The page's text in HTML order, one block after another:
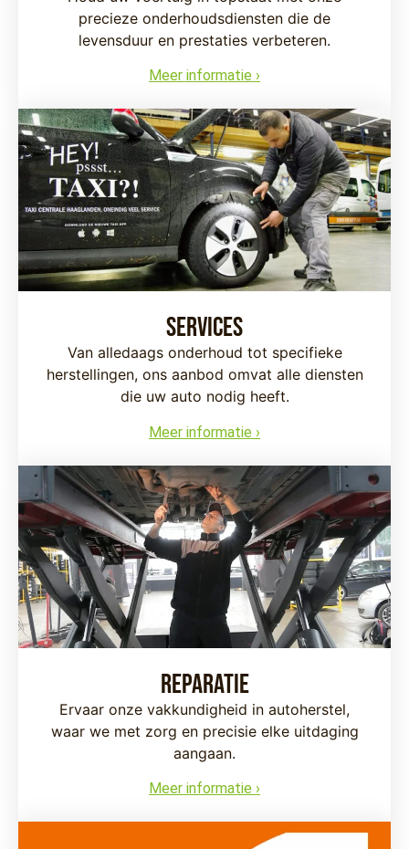
precieze onderhoudsdiensten die de
levensduur en prestaties verbeteren.
Meer informatie ›
Services
Van alledaags onderhoud tot specifieke
herstellingen, ons aanbod omvat alle diensten
die uw auto nodig heeft.
Meer informatie ›
Reparatie
Ervaar onze vakkundigheid in autoherstel,
waar we met zorg en precisie elke uitdaging
aangaan.
Meer informatie ›